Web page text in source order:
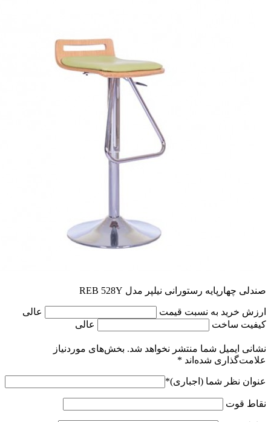
صندلی چهارپایه رستورانی نیلپر مدل REB 528Y
ارزش خرید به نسبت قیمت
عالی
کیفیت ساخت
عالی
نشانی ایمیل شما منتشر نخواهد شد. بخش‌های موردنیاز
علامت‌گذاری شده‌اند *
عنوان نظر شما (اجباری)*
نقاط قوت